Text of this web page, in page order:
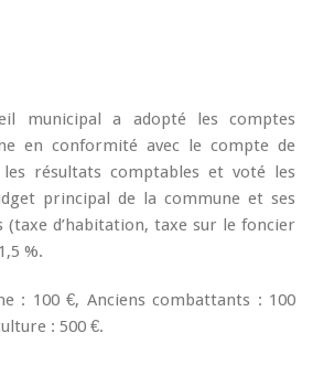
municipal a adopté les comptes
en conformité avec le compte de
résultats comptables et voté les
principal de la commune et ses
(taxe d’habitation, taxe sur le foncier
%.
: 100 €, Anciens combattants : 100
: 500 €.